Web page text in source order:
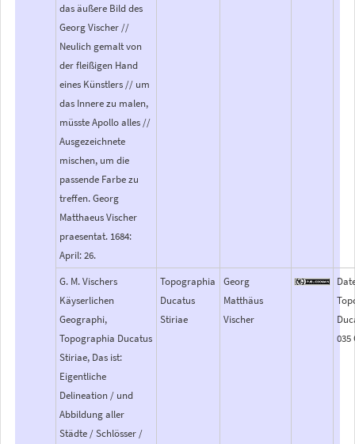
das äußere Bild des
Georg Vischer //
Neulich gemalt von
der fleißigen Hand
eines Künstlers // um
das Innere zu malen,
müsste Apollo alles //
Ausgezeichnete
mischen, um die
passende Farbe zu
treffen. Georg
Matthaeus Vischer
praesentat. 1684:
April: 26.
G. M. Vischers
Käyserlichen
Geographi,
Topographia Ducatus
Stiriae, Das ist:
Eigentliche
Delineation / und
Abbildung aller
Städte / Schlösser /
Topographia
Ducatus
Stiriae
Georg
Matthäus
Vischer
035